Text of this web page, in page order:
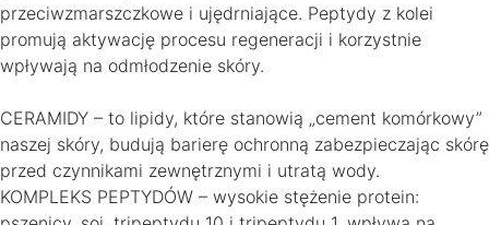
przeciwzmarszczkowe i ujędrniające. Peptydy z kolei
promują aktywację procesu regeneracji i korzystnie
wpływają na odmłodzenie skóry.
CERAMIDY – to lipidy, które stanowią „cement komórkowy”
naszej skóry, budują barierę ochronną zabezpieczając skórę
przed czynnikami zewnętrznymi i utratą wody.
KOMPLEKS PEPTYDÓW – wysokie stężenie protein: